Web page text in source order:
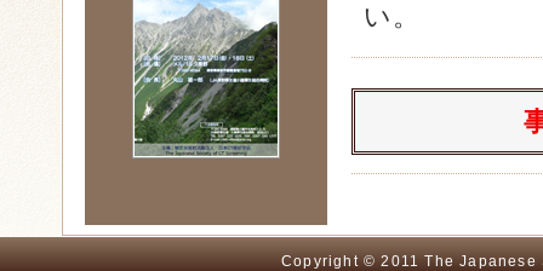
い。
Copyright © 2011 The